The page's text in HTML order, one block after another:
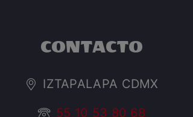
CONTACTO
IZTAPALAPA CDMX
55 10 53 80 68